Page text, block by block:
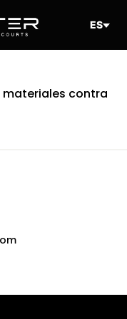
materiales contra
ES